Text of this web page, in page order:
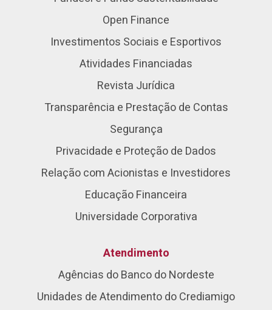
Open Finance
Investimentos Sociais e Esportivos
Atividades Financiadas
Revista Jurídica
Transparência e Prestação de Contas
Segurança
Privacidade e Proteção de Dados
Relação com Acionistas e Investidores
Educação Financeira
Universidade Corporativa
Atendimento
Agências do Banco do Nordeste
Unidades de Atendimento do Crediamigo